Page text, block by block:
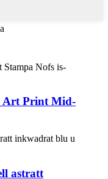
Art Print Mid-
astratt